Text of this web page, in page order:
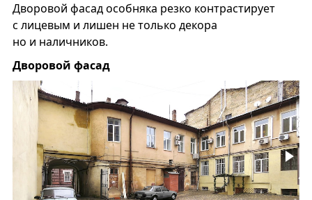
Дворовой фасад особняка резко контрастирует
с лицевым и лишен не только декора
но и наличников.
Дворовой фасад